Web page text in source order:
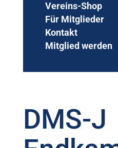
Vereins-Shop
Für Mitglieder
Kontakt
Mitglied werden
DMS-J